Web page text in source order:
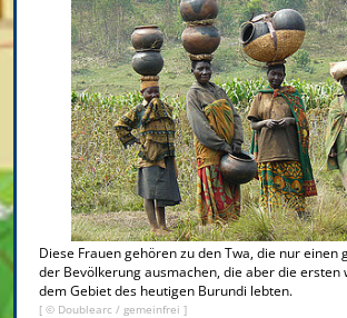
Diese Frauen gehören zu den Twa, die nur einen
der Bevölkerung ausmachen, die aber die ersten
dem Gebiet des heutigen Burundi lebten.
[ © Doublearc / gemeinfrei ]